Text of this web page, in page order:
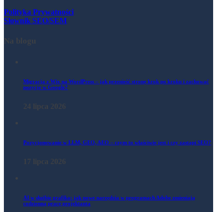
Polityka Prywatności
Słownik SEO/SEM
Na blogu
Migracja z Wix na WordPress – jak przenieść stronę krok po kroku i zachować
pozycje w Google?
24 lipca 2026
Pozycjonowanie w LLM, GEO, AEO – czym to właściwie jest i czy zastąpi SEO?
17 lipca 2026
AI w służbie grafika: jak nowe narzędzia w programach Adobe zmieniają
codzienną pracę projektanta